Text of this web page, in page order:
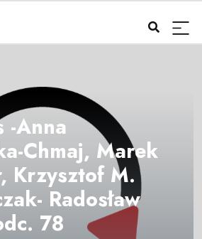
-Anna
Chmaj, Marek
Krzysztof M.
Radosław
78